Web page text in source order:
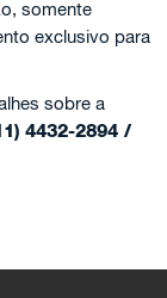
somente
exclusivo para
sobre a
4432-2894 /